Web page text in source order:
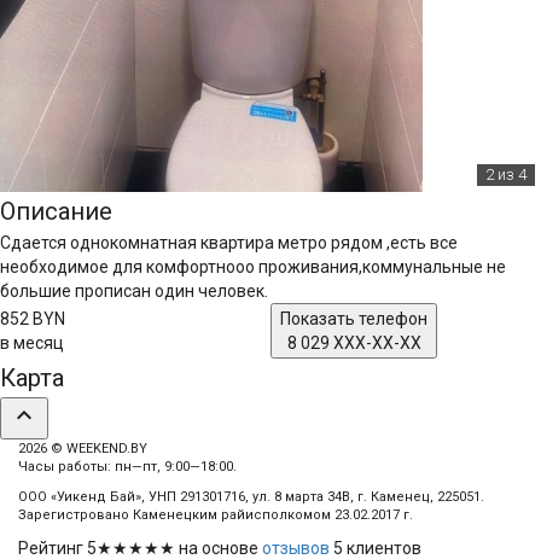
2из 4
Описание
Сдается однокомнатная квартира метро рядом ,есть все
необходимое для комфортнооо проживания,коммунальные не
большие прописан один человек.
852 BYN
в месяц
Показать телефон
8 029 XXX-XX-XX
Карта
expand_less
2026 © WEEKEND.BY
Часы работы: пн—пт, 9:00—18:00.
ООО «Уикенд Бай», УНП 291301716, ул. 8 марта 34В, г. Каменец, 225051.
Зарегистровано Каменецким райисполкомом 23.02.2017 г.
Рейтинг 5★★★★★ на основе отзывов 5 клиентов